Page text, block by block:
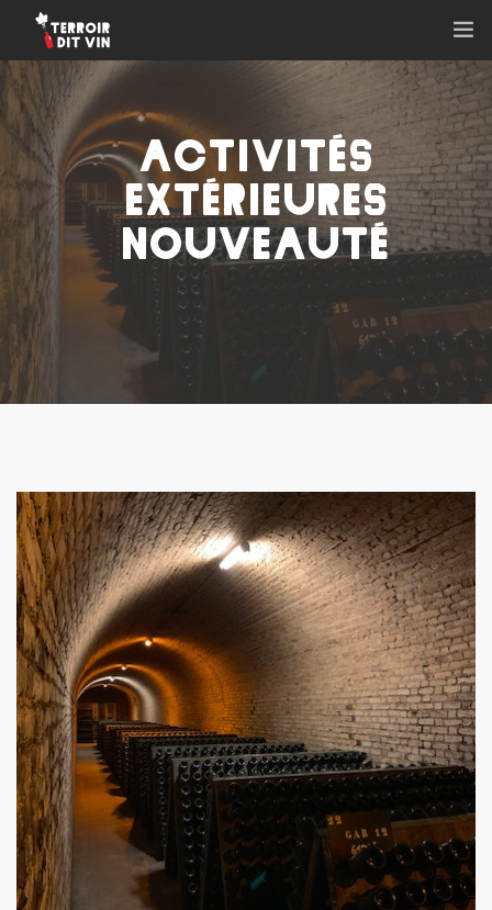
ACCUEIL
QUI SOMMES-NOUS ?
NOS ACTIVITÉS
NOS VIGNERONS ET PRODUCTEURS
NOTRE ACTU
NOS ABONNEMENTS
CONTACT
ACTIVITÉS
EXTÉRIEURES
NOUVEAUTÉ